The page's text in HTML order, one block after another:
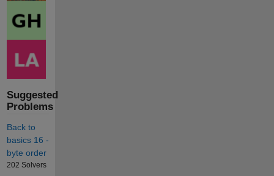
Suggested
Problems
Back to
basics 16 -
byte order
202 Solvers